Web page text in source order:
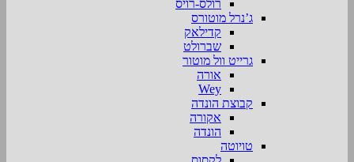
רולס-רויס
ג’נרל מוטורס
קדילאק
שברולט
גרייט וול מוטור
אורה
Wey
קבוצת הונדה
אקורה
הונדה
טויוטה